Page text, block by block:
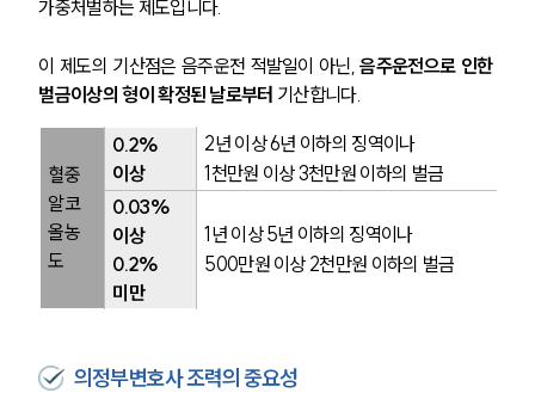
가중처벌하는 제도입니다.
이 제도의 기산점은 음주운전 적발일이 아닌, 음주운전으로 인한
벌금이상의 형이 확정된 날로부터 기산합니다.
혈중
알코
올농
도
0.2%
이상
2년 이상 6년 이하의 징역이나
1천만원 이상 3천만원 이하의 벌금
0.03%
이상
0.2%
미만
1년 이상 5년 이하의 징역이나
500만원 이상 2천만원 이하의 벌금
의정부변호사 조력의 중요성